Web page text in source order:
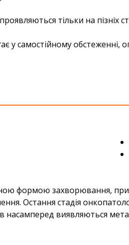
тільки на пізніх
у самостійному обстеженні,
формою захворювання, при
Остання стадія
насамперед виявляються